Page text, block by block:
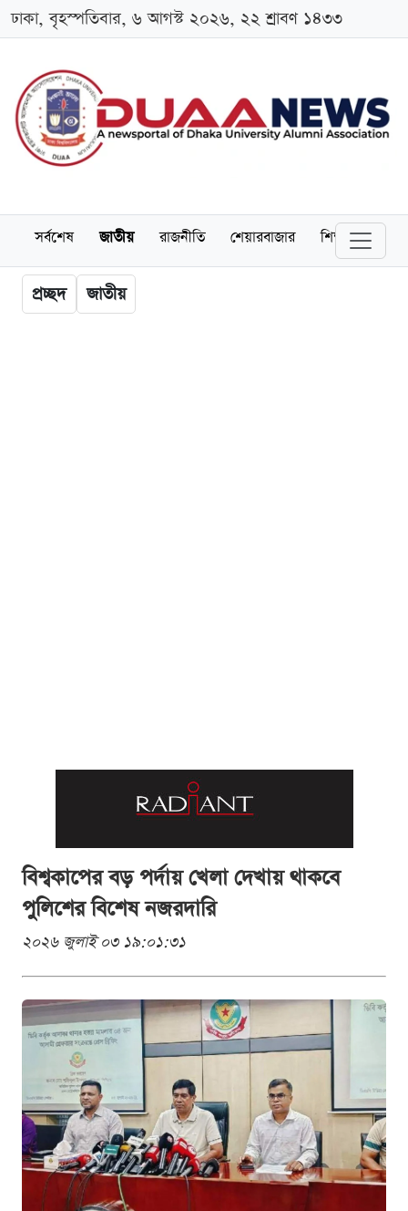
ঢাকা, বৃহস্পতিবার, ৬ আগস্ট ২০২৬, ২২ শ্রাবণ ১৪৩৩
সর্বশেষ জাতীয় রাজনীতি শেয়ারবাজার শিক্ষা
প্রচ্ছদ জাতীয়
বিশ্বকাপের বড় পর্দায় খেলা দেখায় থাকবে
পুলিশের বিশেষ নজরদারি
২০২৬ জুলাই ০৩ ১৯:০১:৩১